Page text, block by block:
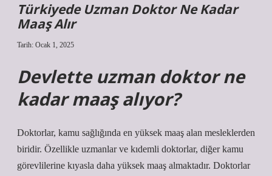
Türkiyede Uzman Doktor Ne Kadar
Maaş Alır
Tarih: Ocak 1, 2025
Devlette uzman doktor ne
kadar maaş alıyor?
Doktorlar, kamu sağlığında en yüksek maaş alan mesleklerden
biridir. Özellikle uzmanlar ve kıdemli doktorlar, diğer kamu
görevlilerine kıyasla daha yüksek maaş almaktadır. Doktorlar